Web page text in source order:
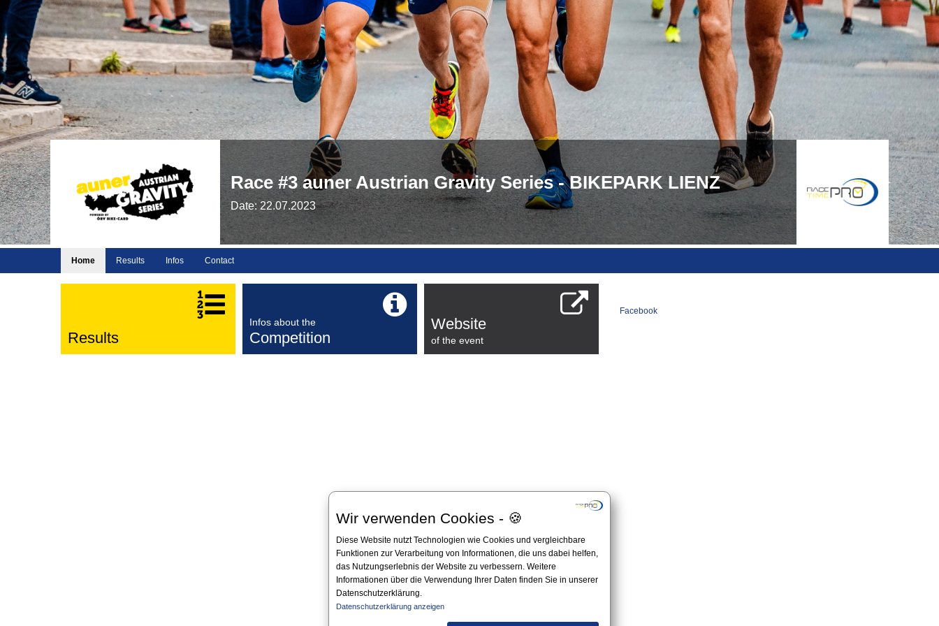
Wir verwenden Cookies - 🍪
Diese Website nutzt Technologien wie Cookies und vergleichbare
Funktionen zur Verarbeitung von Informationen, die uns dabei helfen,
das Nutzungserlebnis der Website zu verbessern. Weitere
Informationen über die Verwendung Ihrer Daten finden Sie in unserer
Datenschutzerklärung.
Datenschutzerklärung anzeigen
Race #3 auner Austrian Gravity Series - BIKEPARK LIENZ
Date: 22.07.2023
Home Results Infos Contact
Results
Infos about the
Competition
Website
of the event
Facebook